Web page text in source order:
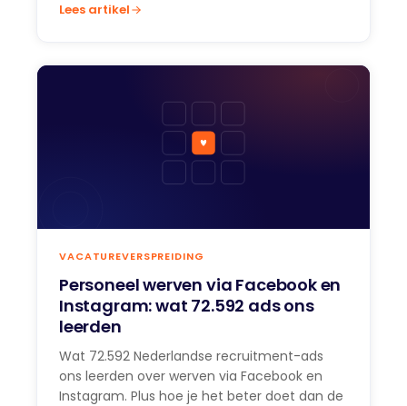
Lees artikel
VACATUREVERSPREIDING
Personeel werven via Facebook en
Instagram: wat 72.592 ads ons
leerden
Wat 72.592 Nederlandse recruitment-ads
ons leerden over werven via Facebook en
Instagram. Plus hoe je het beter doet dan de